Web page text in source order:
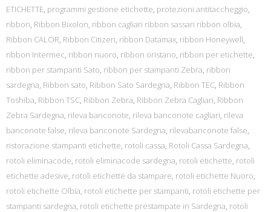
ETICHETTE, programmi gestione etichette, protezioni antitaccheggio,
ribbon, Ribbon Bixolon, ribbon cagliari ribbon sassari ribbon olbia,
Ribbon CALOR, Ribbon Citizen, ribbon Datamax, ribbon Honeywell,
ribbon Intermec, ribbon nuoro, ribbon oristano, ribbon per etichette,
ribbon per stampanti Sato, ribbon per stampanti Zebra, ribbon
sardegna, Ribbon sato, Ribbon Sato Sardegna, Ribbon TEC, Ribbon
Toshiba, Ribbon TSC, Ribbon Zebra, Ribbon Zebra Cagliari, Ribbon
Zebra Sardegna, rileva banconote, rileva banconote cagliari, rileva
banconote false, rileva banconote Sardegna, rilevabanconote false,
ristorazione stampanti etichette, rotoli cassa, Rotoli Cassa Sardegna,
rotoli eliminacode, rotoli eliminacode sardegna, rotoli etichette, rotoli
etichette adesive, rotoli etichette da stampare, rotoli etichette Nuoro,
rotoli etichette Olbia, rotoli etichette per stampanti, rotoli etichette per
stampanti sardegna, rotoli etichette prestampate in Sardegna, rotoli